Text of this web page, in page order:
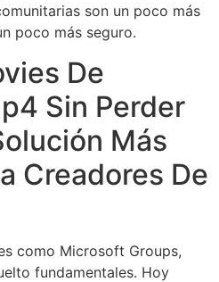
son un poco más
poco más seguro.
De
Sin Perder
Más
Creadores De
como Microsoft Groups,
fundamentales. Hoy